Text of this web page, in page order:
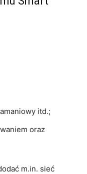
itd.;
oraz
m.in. sieć